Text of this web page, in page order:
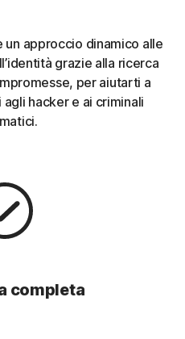
approccio dinamico alle
grazie alla ricerca
per aiutarti a
hacker e ai criminali
completa